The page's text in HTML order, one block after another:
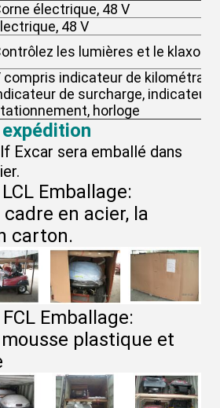
électrique, 48 V
48 V
les lumières et le klaxon.
compris indicateur de
de surcharge, indicateur
horloge
Excar sera emballé dans
Emballage:
en acier, la
carton.
Emballage:
plastique et